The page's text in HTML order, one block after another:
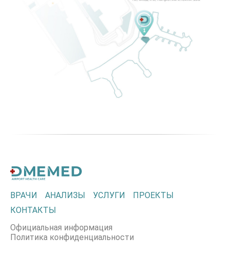
ВРАЧИ АНАЛИЗЫ УСЛУГИ
ПРОЕКТЫ
КОНТАКТЫ
Официальная информация
Политика конфиденциальности